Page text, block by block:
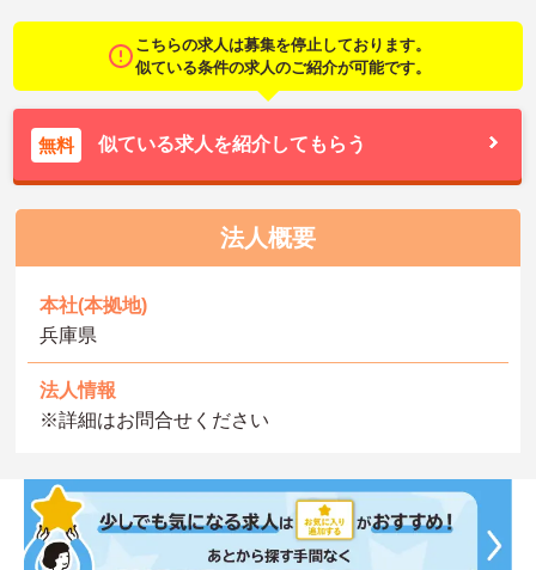
こちらの求人は募集を停止しております。
似ている条件の求人のご紹介が可能です。
無料 似ている求人を紹介してもらう
法人概要
本社(本拠地)
兵庫県
法人情報
※詳細はお問合せください